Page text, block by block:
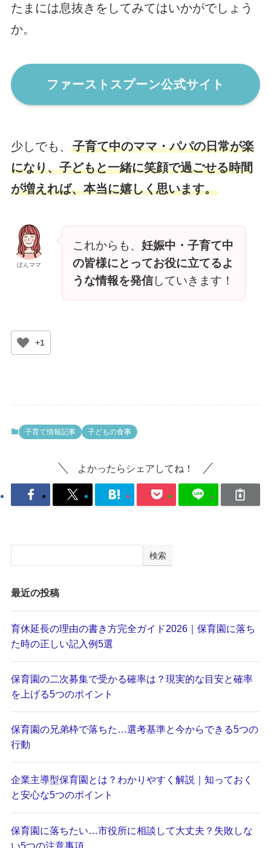
たまには息抜きをしてみてはいかがでしょう
か。
ファーストスプーン公式サイト
少しでも、 子育て中のママ・パパの日常が楽
になり、子どもと一緒に笑顔で過ごせる時間
が増えれば、本当に嬉しく思います。
ぽんママ
これからも、 妊娠中・子育て中
の皆様にとってお役に立てるよ
うな情報を発信していきます！
+1
子育て情報記事 子どもの食事
よかったらシェアしてね！
検索
最近の投稿
育休延長の理由の書き方完全ガイド2026｜保育園に落ち
た時の正しい記入例5選
保育園の二次募集で受かる確率は？現実的な目安と確率
を上げる5つのポイント
保育園の兄弟枠で落ちた…選考基準と今からできる5つの
行動
企業主導型保育園とは？わかりやすく解説｜知っておく
と安心な5つのポイント
保育園に落ちたい…市役所に相談して大丈夫？失敗しな
い5つの注意事項